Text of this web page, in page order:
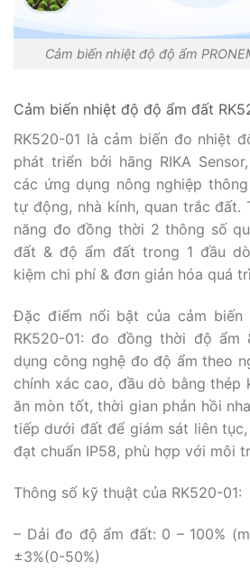
Cảm biến nhiệt độ độ ẩm
Cảm biến nhiệt độ độ ẩm đất
RK520-01 là cảm biến đo nhiệt
phát triển bởi hãng RIKA
các ứng dụng nông nghiệp
tự động, nhà kính, quan trắc đất.
năng đo đồng thời 2 thông số
đất & độ ẩm đất trong 1 đầu
kiệm chi phí & đơn giản hóa quá
Đặc điểm nổi bật của cảm
RK520-01: đo đồng thời độ
dụng công nghệ đo độ ẩm theo
chính xác cao, đầu dò bằng thép
ăn mòn tốt, thời gian phản hồi
tiếp dưới đất để giám sát liên
đạt chuẩn IP58, phù hợp với môi
Thông số kỹ thuật của RK520-01:
– Dải đo độ ẩm đất: 0 – 100%
±3%(0-50%)